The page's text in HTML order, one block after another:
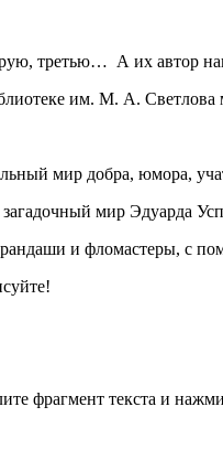
третью… А их автор
им. М. А.
мир добра, юмора,
мир Эдуарда
и фломастеры, с
фрагмент текста и